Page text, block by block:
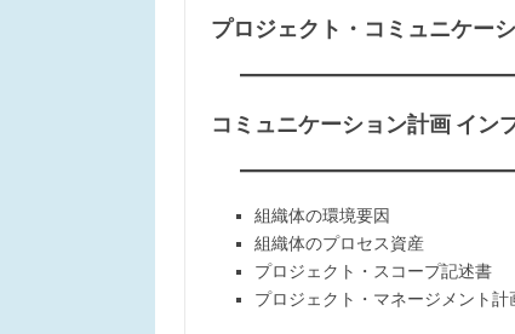
プロジェクト・コミュニケー
コミュニケーション計画 イン
組織体の環境要因
組織体のプロセス資産
プロジェクト・スコープ記述書
プロジェクト・マネージメント計